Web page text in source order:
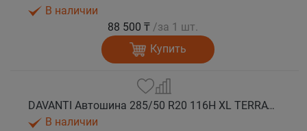
В наличии
88 500 ₸ /за 1 шт.
Купить
DAVANTI Автошина 285/50 R20 116H XL TERRATOURA A/T RBL RPR M+S
В наличии